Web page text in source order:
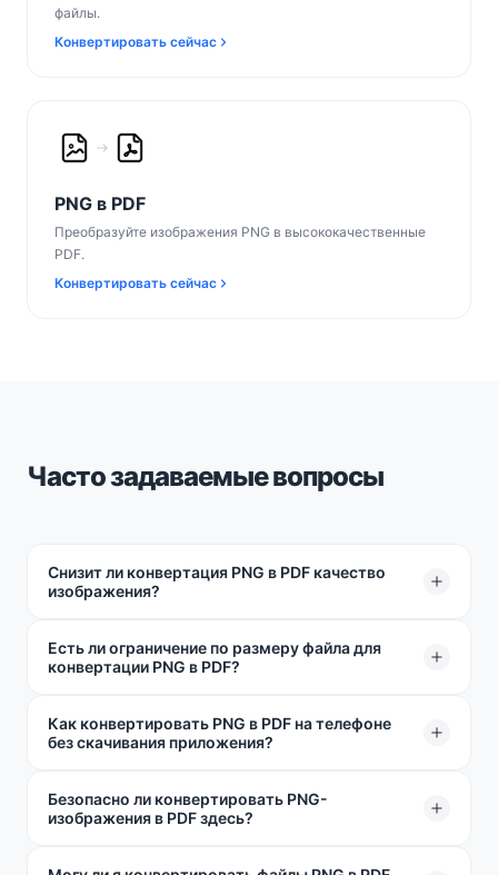
файлы.
Конвертировать сейчас
PNG в PDF
Преобразуйте изображения PNG в высококачественные
PDF.
Конвертировать сейчас
Часто задаваемые вопросы
Снизит ли конвертация PNG в PDF качество
изображения?
Ничуть. Мы не снижаем качество ваших
изображений. Все останется идеально четким и
Есть ли ограничение по размеру файла для
конвертации PNG в PDF?
Ваш PNG может быть до 100 МБ. Этого более чем
достаточно для обработки даже массивного
максимальным качеством.
Как конвертировать PNG в PDF на телефоне
без скачивания приложения?
Просто откройте наш сайт в Safari или Chrome на
мобильном устройстве, загрузите PNG из
Безопасно ли конвертировать PNG-
изображения в PDF здесь?